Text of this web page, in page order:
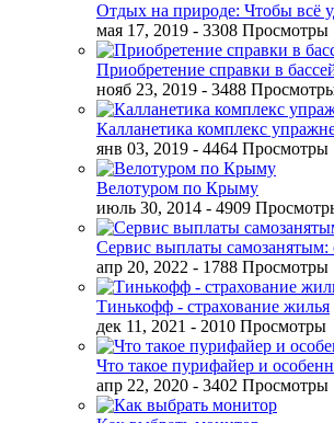
Отдых на природе: Чтобы всё
мая 17, 2019 - 3308 Просмотры
Приобретение справки в
нояб 23, 2019 - 3488
Калланетика комплекс
янв 03, 2019 - 4464 Просмотры
Велотуром по Крыму
июль 30, 2014 - 4909
Сервис выплаты самозанятым:
апр 20, 2022 - 1788 Просмотры
Тинькофф - страхование жилья
дек 11, 2021 - 2010 Просмотры
Что такое пурифайер и
апр 22, 2020 - 3402 Просмотры